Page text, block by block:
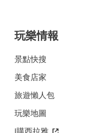
玩樂情報
景點快搜
美食店家
旅遊懶人包
玩樂地圖
i購西拉雅